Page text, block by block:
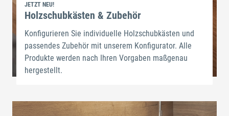
JETZT NEU!
Holzschubkästen & Zubehör
Konfigurieren Sie individuelle Holzschubkästen und
passendes Zubehör mit unserem Konfigurator. Alle
Produkte werden nach Ihren Vorgaben maßgenau
hergestellt.